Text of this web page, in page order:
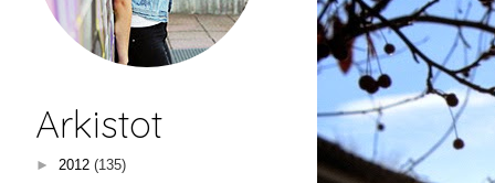
Arkistot
►2012(135)